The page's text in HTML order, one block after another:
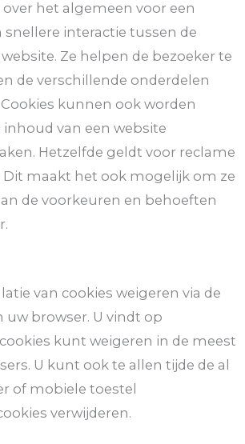
het algemeen voor een
snellere interactie tussen de
Ze helpen de bezoeker te
de verschillende onderdelen
kunnen ook worden
van een website
Hetzelfde geldt voor reclame
Dit maakt het ook mogelijk om ze
de voorkeuren en behoeften
van cookies weigeren via de
uw browser. U vindt op
kunt weigeren in de meest
U kunt ook te allen tijde de al
of mobiele toestel
verwijderen.